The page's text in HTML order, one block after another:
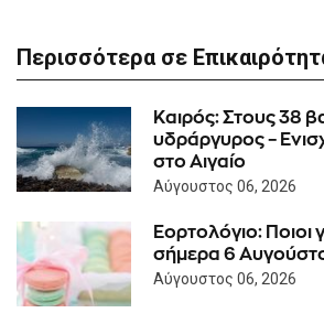
Περισσότερα σε
Καιρός: Στους 38
υδράργυρος –
στο Αιγαίο
Αύγουστος 06, 2026
Εορτολόγιο: Ποιοι
σήμερα 6
Αύγουστος 06, 2026